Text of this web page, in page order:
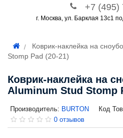
+7 (495)
г. Москва, ул. Барклая 13с1
Коврик-наклейка на
Stomp Pad (20-21)
Коврик-наклейка на
Aluminum Stud Stomp
Производитель: BURTON Код
0 отзывов